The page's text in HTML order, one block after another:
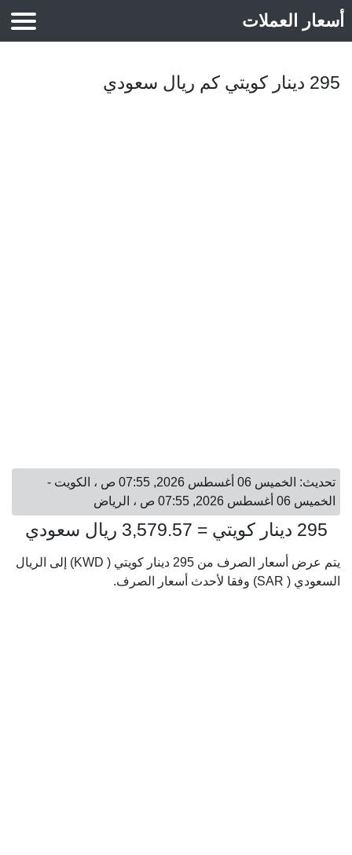
أسعار العملات
295 دينار كويتي كم ريال سعودي
تحديث: الخميس 06 أغسطس 2026, 07:55 ص ، الكويت -
الخميس 06 أغسطس 2026, 07:55 ص ، الرياض
295 دينار كويتي = 3,579.57 ريال سعودي
يتم عرض أسعار الصرف من 295 دينار كويتي ( KWD) إلى الريال
السعودي ( SAR) وفقا لأحدث أسعار الصرف.